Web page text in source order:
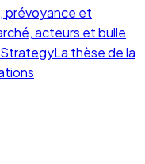
prévoyance et
acteurs et bulle
La thèse de la